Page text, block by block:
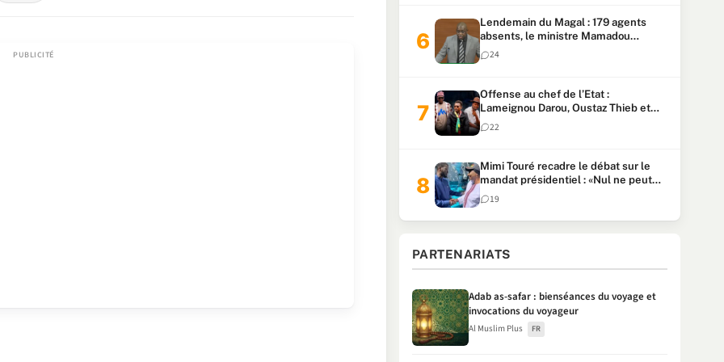
Lendemain du Magal : 179 agents
absents, le ministre Mamadou
Lamine Dianté exige des explications
24
Offense au chef de l’Etat :
Lameignou Darou, Oustaz Thieb et
Ndiaye Touba lourdement
condamnés
22
Mimi Touré recadre le débat sur le
mandat présidentiel : «Nul ne peut
faire plus de deux mandats
consécutifs de 5 ans»
19
PARTENARIATS
Adab as-safar : bienséances du voyage et
invocations du voyageur
Al Muslim Plus FR